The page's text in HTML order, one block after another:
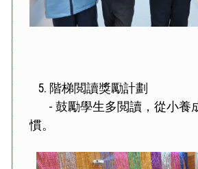
5. 階梯閲讀獎勵計劃
- 鼓勵學生多閲讀，從小養
慣。